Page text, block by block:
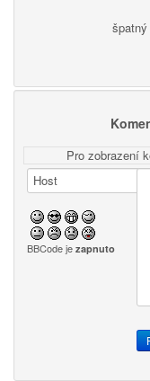
špatný
Pro zobrazení
BBCode je zapnuto